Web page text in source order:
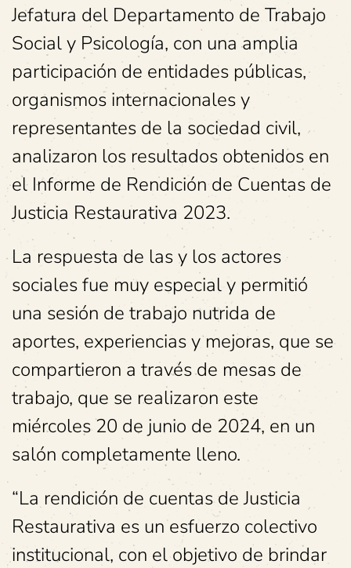
Jefatura del Departamento de Trabajo
Social y Psicología, con una amplia
participación de entidades públicas,
organismos internacionales y
representantes de la sociedad civil,
analizaron los resultados obtenidos en
el Informe de Rendición de Cuentas de
Justicia Restaurativa 2023.
La respuesta de las y los actores
sociales fue muy especial y permitió
una sesión de trabajo nutrida de
aportes, experiencias y mejoras, que se
compartieron a través de mesas de
trabajo, que se realizaron este
miércoles 20 de junio de 2024, en un
salón completamente lleno.
“La rendición de cuentas de Justicia
Restaurativa es un esfuerzo colectivo
institucional, con el objetivo de brindar